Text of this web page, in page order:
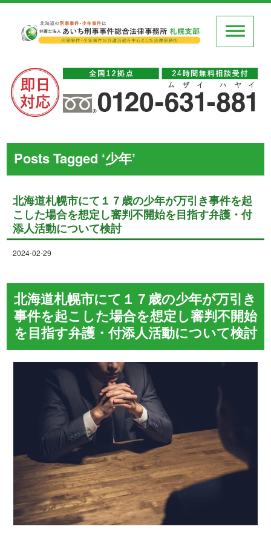
Posts Tagged ‘少年’
北海道札幌市にて１７歳の少年が万引き事件を起
こした場合を想定し審判不開始を目指す弁護・付
添人活動について検討
2024-02-29
北海道札幌市にて１７歳の少年が万引き
事件を起こした場合を想定し審判不開始
を目指す弁護・付添人活動について検討